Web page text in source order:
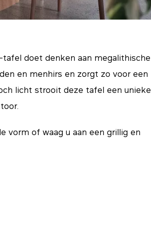
doet denken aan megalithische
en menhirs en zorgt zo voor een
licht strooit deze tafel een unieke
vorm of waag u aan een grillig en